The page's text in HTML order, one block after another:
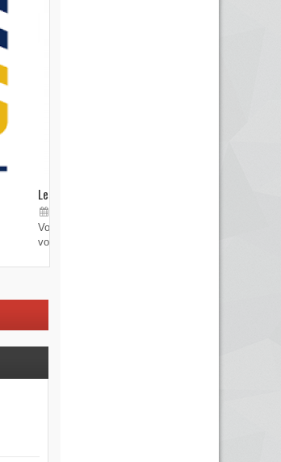
Les brouilleurs de clefs de véhicule
Vous pensez avoir verrouillé votre véhicule avec
votre...